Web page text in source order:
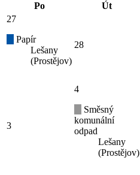
Po
Út
27
Papír
Lešany
(Prostějov)
28
3
4
Směsný
komunální
odpad
Lešany
(Prostějov)